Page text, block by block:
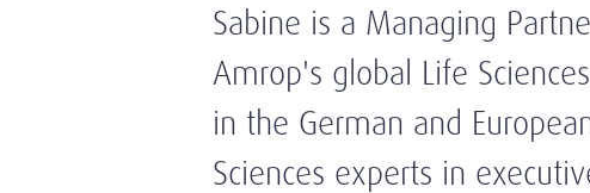
Sabine is a Managing
Amrop's global Life
in the German and
Sciences experts in